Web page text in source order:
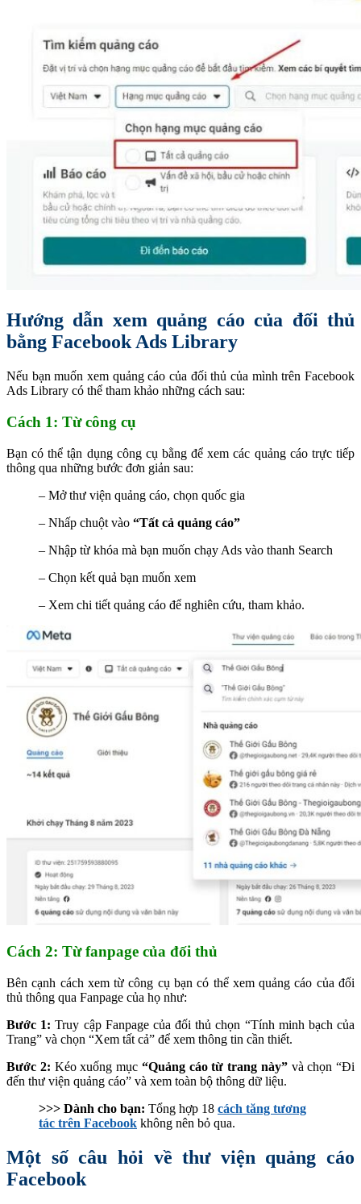
Hướng dẫn xem quảng cáo của đối thủ
bằng Facebook Ads Library
Nếu bạn muốn xem quảng cáo của đối thủ của mình trên Facebook
Ads Library có thể tham khảo những cách sau:
Cách 1: Từ công cụ
Bạn có thể tận dụng công cụ bằng để xem các quảng cáo trực tiếp
thông qua những bước đơn giản sau:
– Mở thư viện quảng cáo, chọn quốc gia
– Nhấp chuột vào “Tất cả quảng cáo”
– Nhập từ khóa mà bạn muốn chạy Ads vào thanh Search
– Chọn kết quả bạn muốn xem
– Xem chi tiết quảng cáo để nghiên cứu, tham khảo.
Cách 2: Từ fanpage của đối thủ
Bên cạnh cách xem từ công cụ bạn có thể xem quảng cáo của đối
thủ thông qua Fanpage của họ như:
Bước 1: Truy cập Fanpage của đối thủ chọn “Tính minh bạch của
Trang” và chọn “Xem tất cả” để xem thông tin cần thiết.
Bước 2: Kéo xuống mục “Quảng cáo từ trang này”và chọn “Đi
đến thư viện quảng cáo” và xem toàn bộ thông dữ liệu.
>>> Dành cho bạn: Tổng hợp 18 cách tăng tương
tác trên Facebook không nên bỏ qua.
Một số câu hỏi về thư viện quảng cáo
Facebook